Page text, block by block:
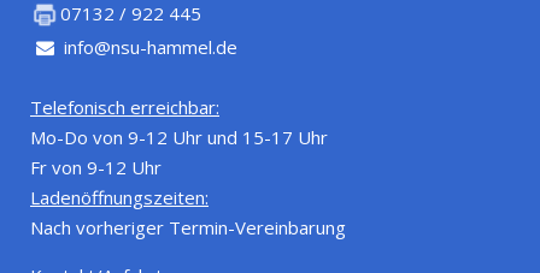
07132 / 922 445
info@nsu-hammel.de
Telefonisch erreichbar:
Mo-Do von 9-12 Uhr und 15-17 Uhr
Fr von 9-12 Uhr
Ladenöffnungszeiten:
Nach vorheriger Termin-Vereinbarung